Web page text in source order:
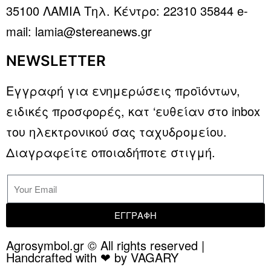
35100 ΛΑΜΙΑ Τηλ. Κέντρο: 22310 35844 e-
mail: lamia@stereanews.gr
NEWSLETTER
Εγγραφή για ενημερώσεις προϊόντων,
ειδικές προσφορές, κατ ‘ευθείαν στο inbox
του ηλεκτρονικού σας ταχυδρομείου.
Διαγραφείτε οποιαδήποτε στιγμή.
ΕΓΓΡΑΦΗ
Agrosymbol.gr © All rights reserved |
Handcrafted with ❤ by VAGARY